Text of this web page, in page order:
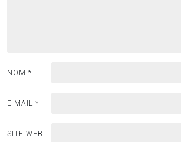
NOM *
E-MAIL *
SITE WEB